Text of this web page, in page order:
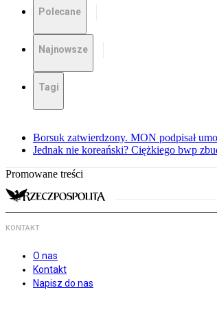
Polecane
Najnowsze
Tagi
Borsuk zatwierdzony. MON podpisał
Jednak nie koreański? Ciężkiego bwp
Promowane treści
KONTAKT
O nas
Kontakt
Napisz do nas